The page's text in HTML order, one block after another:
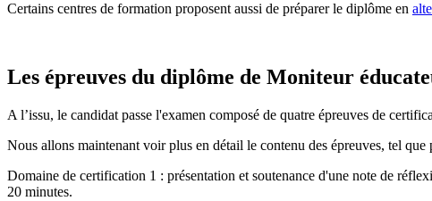
Certains centres de formation proposent aussi de préparer le diplôme en
Les épreuves du diplôme de Moniteur
A l’issu, le candidat passe l'examen composé de quatre épreuves de
Nous allons maintenant voir plus en détail le contenu des épreuves, tel que
Domaine de certification 1 : présentation et soutenance d'une note de
20 minutes.